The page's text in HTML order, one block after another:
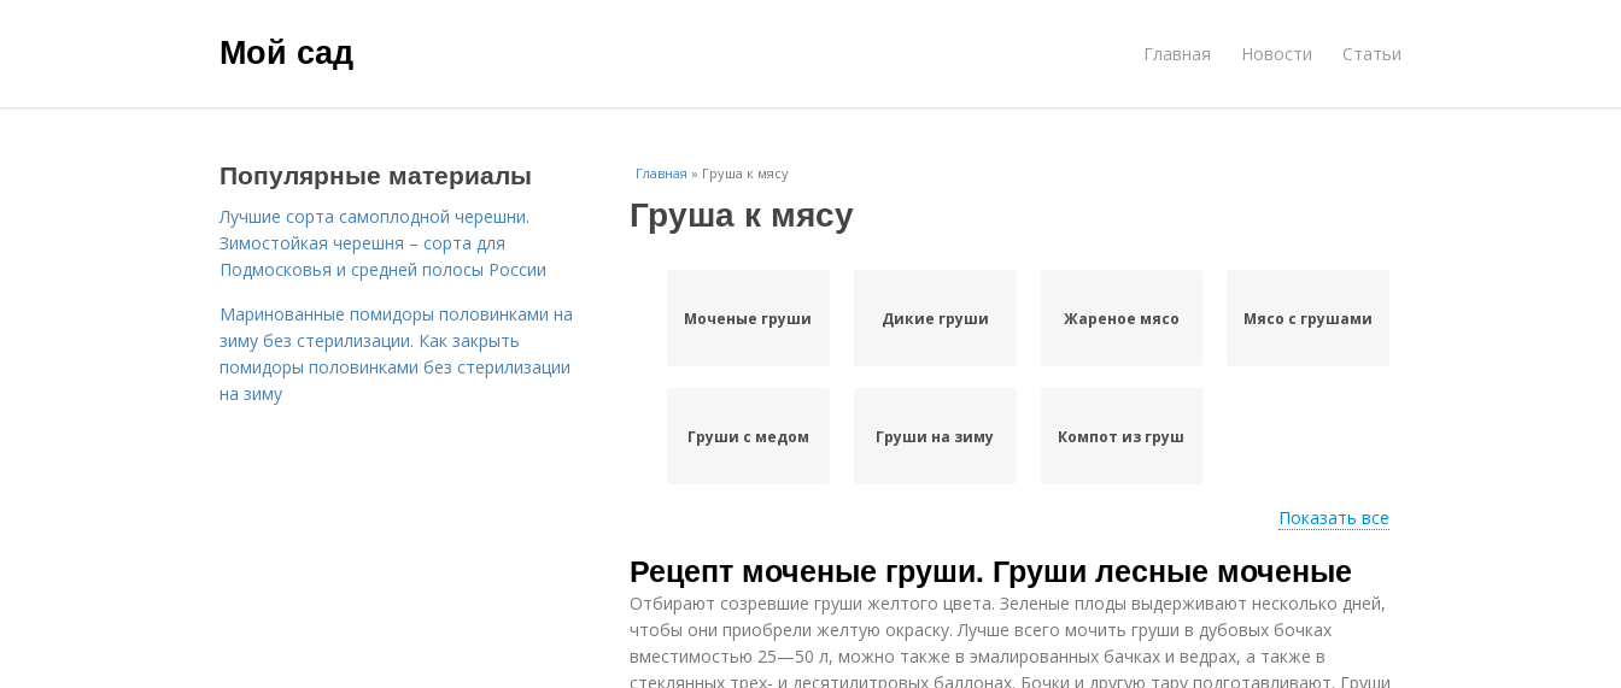
Мой сад Главная Новости Статьи
Главная » Груша к мясу
Груша к мясу
Моченые груши Дикие груши Жареное мясо Мясо с грушами
Груши с медом Груши на зиму Компот из груш
Показать все
Рецепт моченые груши. Груши лесные моченые
Отбирают созревшие груши желтого цвета. Зеленые плоды выдерживают несколько дней,
чтобы они приобрели желтую окраску. Лучше всего мочить груши в дубовых бочках
вместимостью 25—50 л, можно также в эмалированных бачках и ведрах, а также в
стеклянных трех- и десятилитровых баллонах. Бочки и другую тару подготавливают. Груши
Популярные материалы
Лучшие сорта самоплодной черешни.
Зимостойкая черешня – сорта для
Подмосковья и средней полосы России
Маринованные помидоры половинками на
зиму без стерилизации. Как закрыть
помидоры половинками без стерилизации
на зиму